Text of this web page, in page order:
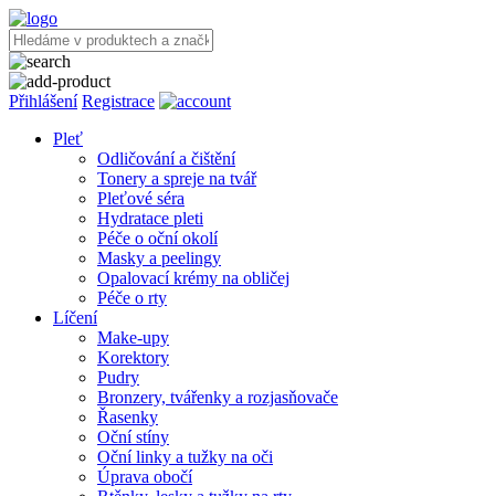
Přihlášení Registrace
Pleť
Odličování a čištění
Tonery a spreje na tvář
Pleťové séra
Hydratace pleti
Péče o oční okolí
Masky a peelingy
Opalovací krémy na obličej
Péče o rty
Líčení
Make-upy
Korektory
Pudry
Bronzery, tvářenky a rozjasňovače
Řasenky
Oční stíny
Oční linky a tužky na oči
Úprava obočí